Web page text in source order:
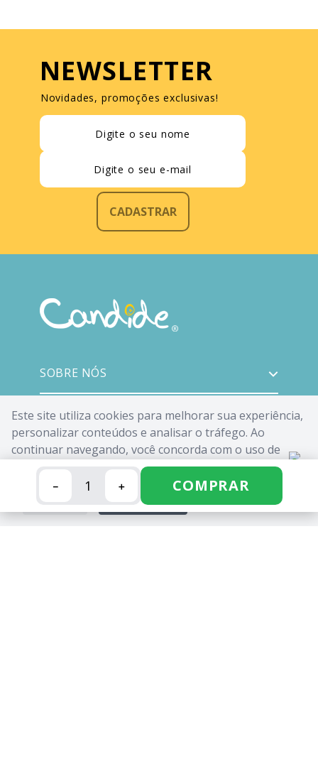
Este site utiliza cookies para melhorar sua experiência,
personalizar conteúdos e analisar o tráfego. Ao
continuar navegando, você concorda com o uso de
cookies. Saiba mais em nossaPolítica de Cookies.
ACEITAR
＋
－ COMPRAR
NEWSLETTER
Novidades, promoções exclusivas!
CADASTRAR
SOBRE NÓS
ATENDIMENTO
INSTITUCIONAL